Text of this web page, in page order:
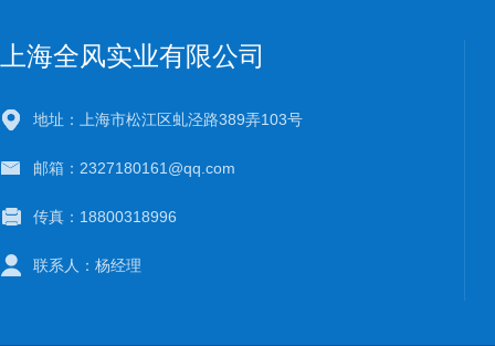
上海全风实业有限公司
地址：上海市松江区虬泾路389弄103号
邮箱：2327180161@qq.com
传真：18800318996
联系人：杨经理